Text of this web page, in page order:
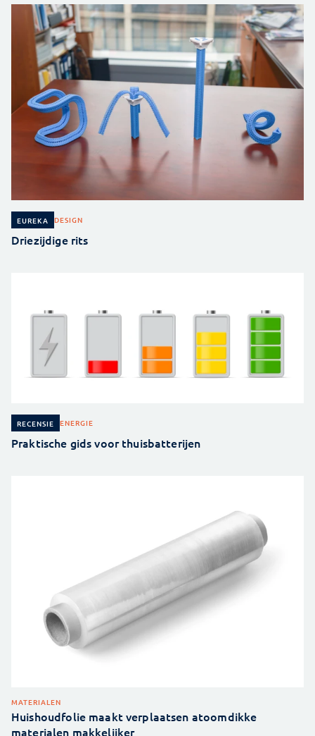
EUREKA DESIGN
Driezijdige rits
RECENSIE ENERGIE
Praktische gids voor thuisbatterijen
MATERIALEN
Huishoudfolie maakt verplaatsen atoomdikke
materialen makkelijker